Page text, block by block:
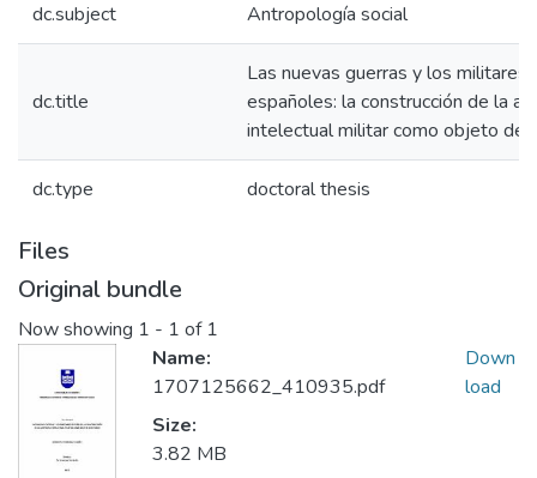
dc.subject Antropología social
dc.title
Las nuevas guerras y los militares
españoles: la construcción de la
intelectual militar como objeto de
dc.type doctoral thesis
Files
Original bundle
Now showing 1 - 1 of 1
Name:
1707125662_410935.pdf
Size:
3.82 MB
Down
load